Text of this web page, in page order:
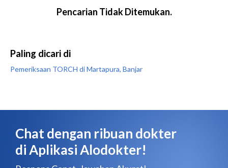
Paling dicari di
Pemeriksaan TORCH di Martapura, Banjar